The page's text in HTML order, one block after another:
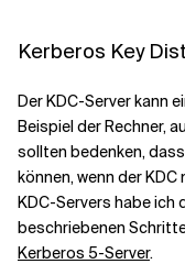
Kerberos Key
Der KDC-Server kann
Beispiel der Rechner,
sollten bedenken,
können, wenn der
KDC-Servers habe ich
beschriebenen
Kerberos 5-Server.